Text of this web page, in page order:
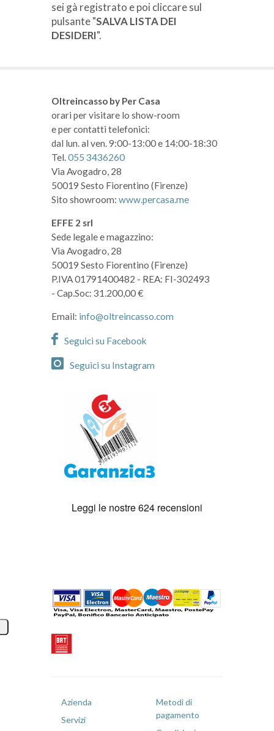
sei gà registrato e poi cliccare sul
pulsante "SALVA LISTA DEI
DESIDERI".
Oltreincasso by Per Casa
orari per visitare lo show-room
e per contatti telefonici:
dal lun. al ven. 9:00-13:00 e 14:00-18:30
Tel.055 3436260
Via Avogadro, 28
50019 Sesto Fiorentino (Firenze)
Sito showroom: www.percasa.me
EFFE 2 srl
Sede legale e magazzino:
Via Avogadro, 28
50019 Sesto Fiorentino (Firenze)
P.IVA 01791400482 - REA: FI-302493
- Cap.Soc: 31.200,00 €
Email: info@oltreincasso.com
Seguici su Facebook
Seguici su Instagram
Azienda
Servizi
Metodi di
pagamento